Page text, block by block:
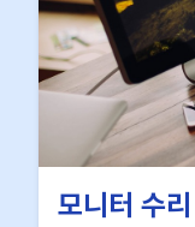
모니터 수리